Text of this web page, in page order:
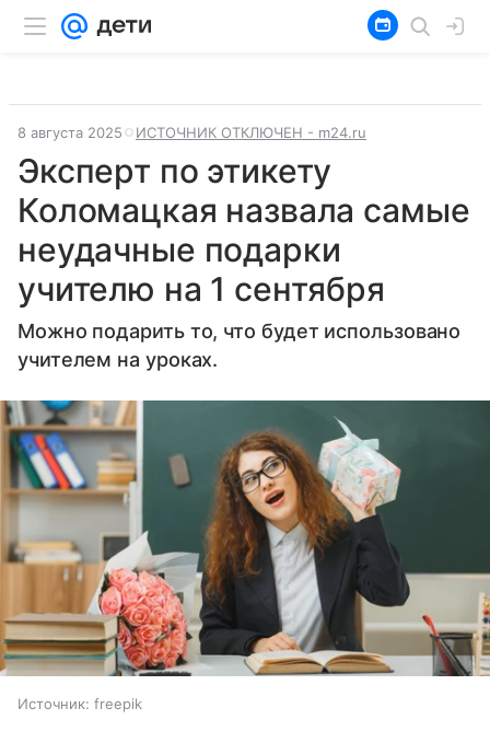
8 августа 2025 ИСТОЧНИК ОТКЛЮЧЕН - m24.ru
Эксперт по этикету
Коломацкая назвала самые
неудачные подарки
учителю на 1 сентября
Можно подарить то, что будет использовано
учителем на уроках.
Источник: freepik